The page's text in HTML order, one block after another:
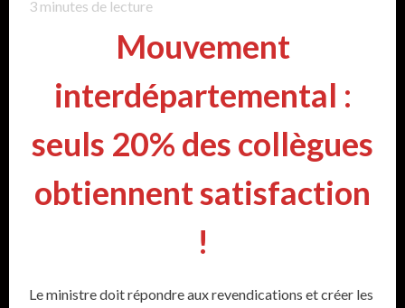
3 minutes de lecture
Mouvement
interdépartemental :
seuls 20% des collègues
obtiennent satisfaction
!
Le ministre doit répondre aux revendications et créer les